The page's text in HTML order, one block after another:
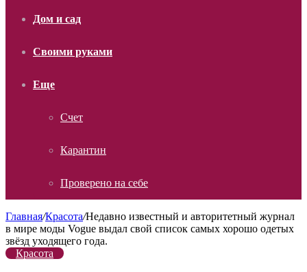
Дом и сад
Своими руками
Еще
Счет
Карантин
Проверено на себе
Главная/Красота/Недавно известный и авторитетный журнал
в мире моды Vogue выдал свой список самых хорошо одетых
звёзд уходящего года.
Красота